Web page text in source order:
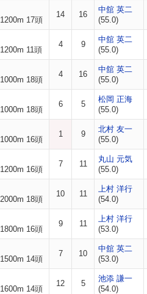
17頭
14 16
中舘 英二
(55.0)
11頭
4 9
中舘 英二
(55.0)
18頭
4 16
中舘 英二
(55.0)
18頭
6 5
松岡 正海
(55.0)
16頭
1 9
北村 友一
(55.0)
16頭
7 11
丸山 元気
(55.0)
18頭
10 11
上村 洋行
(54.0)
16頭
9 11
上村 洋行
(53.0)
14頭
7 10
中舘 英二
(53.0)
14頭
12 5
池添 謙一
(54.0)